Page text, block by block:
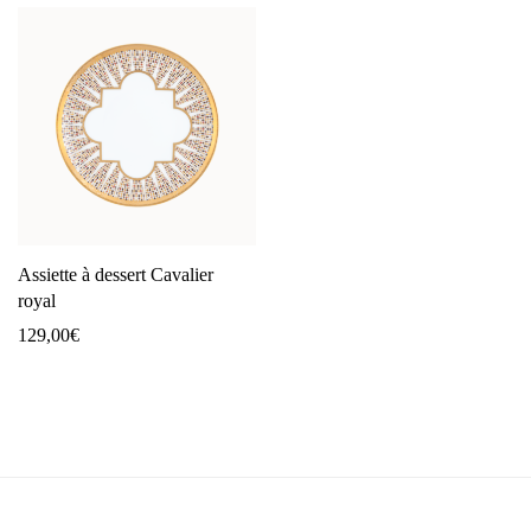
Assiette à dessert Cavalier
royal
129,00€